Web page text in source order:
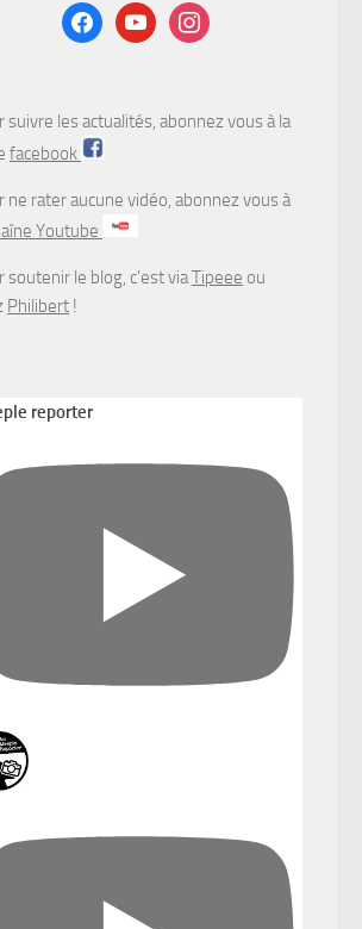
facebookyoutubeinstagram
suivre les actualités, abonnez vous à la
facebook
ne rater aucune vidéo, abonnez vous à
Youtube
soutenir le blog, c’est viaTipeee ou
Philibert !
reporter